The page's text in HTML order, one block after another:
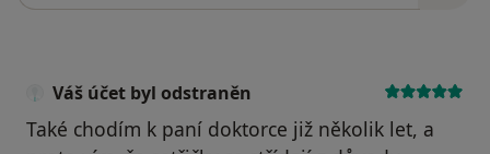
Váš účet byl odstraněn
Také chodím k paní doktorce již několik let, a